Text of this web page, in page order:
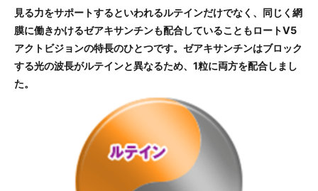
見る力をサポートするといわれるルテインだけでなく、同じく網
膜に働きかけるゼアキサンチンも配合していることもロートV5
アクトビジョンの特長のひとつです。ゼアキサンチンはブロック
する光の波長がルテインと異なるため、1粒に両方を配合しまし
た。